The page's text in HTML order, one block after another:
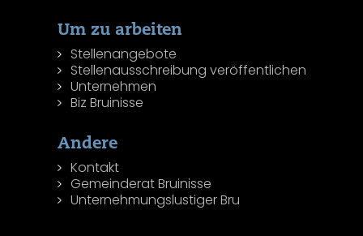
Um zu arbeiten
Stellenangebote
Stellenausschreibung veröffentlichen
Unternehmen
Biz Bruinisse
Andere
Kontakt
Gemeinderat Bruinisse
Unternehmungslustiger Bru